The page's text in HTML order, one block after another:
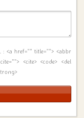
: <a href="" title=""> <abbr
<cite> <code> <del